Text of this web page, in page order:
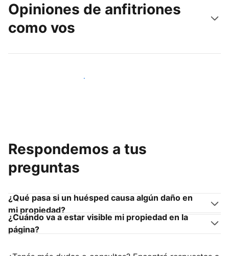
Opiniones de anfitriones
como vos
Unite a otros anfitriones como vos
Respondemos a tus
preguntas
¿Qué pasa si un huésped causa algún daño en
mi propiedad?
¿Cuándo va a estar visible mi propiedad en la
página?